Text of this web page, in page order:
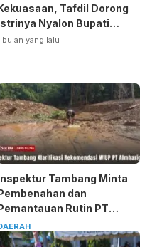
Tafdil Dorong
Nyalon Bupati
bulan yang lalu
Tambang Minta
dan
Rutin PT